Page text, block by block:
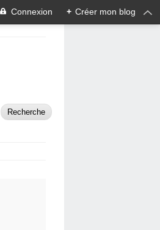
Connexion + Créer mon blog